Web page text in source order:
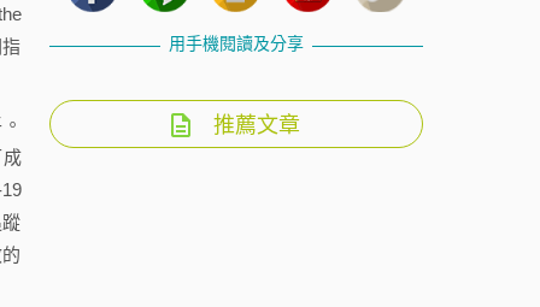
用手機閱讀及分享
推薦文章